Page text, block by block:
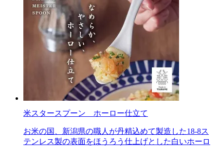
米スタースプーン ホーロー仕立て
お米の国、新潟県の職人が丹精込めて製造した18-8ス
テンレス製の表面をほうろう仕上げとした白いホーロ